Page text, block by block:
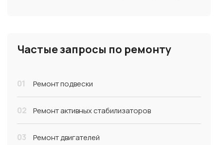
Частые запросы по ремонту
01 Ремонт подвески
02 Ремонт активных стабилизаторов
03 Ремонт двигателей